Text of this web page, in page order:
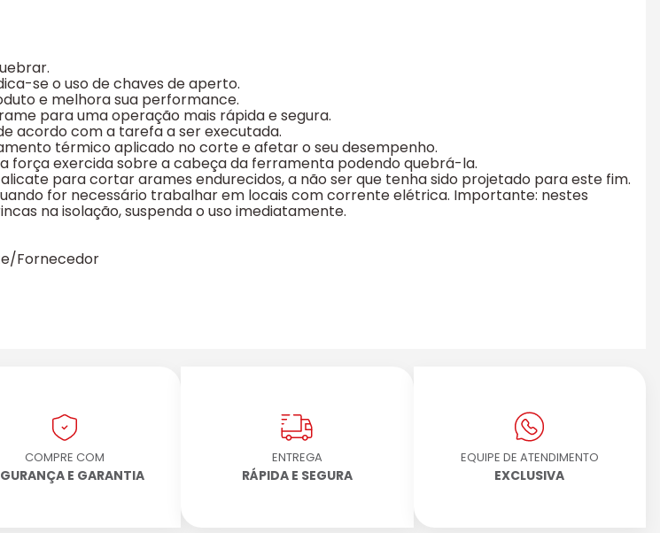
se o uso de chaves de aperto.
e melhora sua performance.
para uma operação mais rápida e segura.
acordo com a tarefa a ser executada.
térmico aplicado no corte e afetar o seu desempenho.
força exercida sobre a cabeça da ferramenta podendo quebrá-la.
para cortar arames endurecidos, a não ser que tenha sido projetado para este fim.
for necessário trabalhar em locais com corrente elétrica. Importante: nestes
na isolação, suspenda o uso imediatamente.
Fornecedor
COMPRE COM
E GARANTIA
ENTREGA
RÁPIDA E SEGURA
EQUIPE DE ATENDIMENTO
EXCLUSIVA